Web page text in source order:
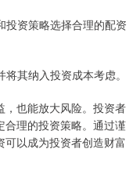
投资策略选择合理的配资
其纳入投资成本考虑。
，也能放大风险。投资者
合理的投资策略。通过谨
以成为投资者创造财富